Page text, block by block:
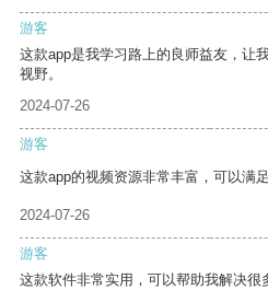
游客
这款app是我学习路上的良师益友，让
视野。
2024-07-26
游客
这款app的视频资源非常丰富，可以满
2024-07-26
游客
这款软件非常实用，可以帮助我解决